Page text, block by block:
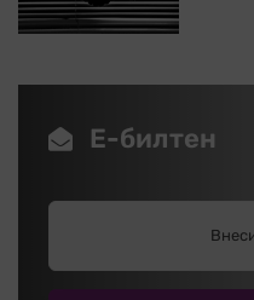
Е-билтен